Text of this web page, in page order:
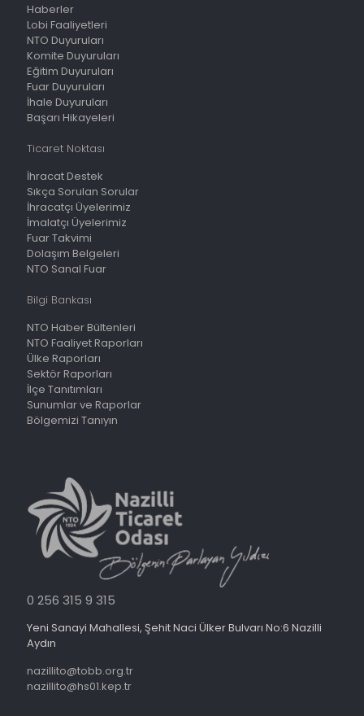
Haberler
Lobi Faaliyetleri
NTO Duyuruları
Komite Duyuruları
Eğitim Duyuruları
Fuar Duyuruları
İhale Duyuruları
Başarı Hikayeleri
Ticaret Noktası
İhracat Destek
Sıkça Sorulan Sorular
İhracatçı Üyelerimiz
İmalatçı Üyelerimiz
Fuar Takvimi
Dolaşım Belgeleri
NTO Sanal Fuar
Bilgi Bankası
NTO Haber Bültenleri
NTO Faaliyet Raporları
Ülke Raporları
Sektör Raporları
İlçe Tanıtımları
Sunumlar ve Raporlar
Bölgemizi Tanıyın
0 256 315 9 315
Yeni Sanayi Mahallesi, Şehit Naci Ülker Bulvarı No:6 Nazilli
Aydın
nazillito@tobb.org.tr
nazillito@hs01.kep.tr